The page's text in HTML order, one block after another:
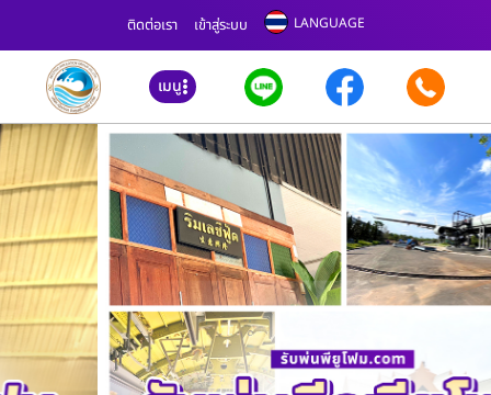
ติดต่อเรา เข้าสู่ระบบ LANGUAGE
เมนู